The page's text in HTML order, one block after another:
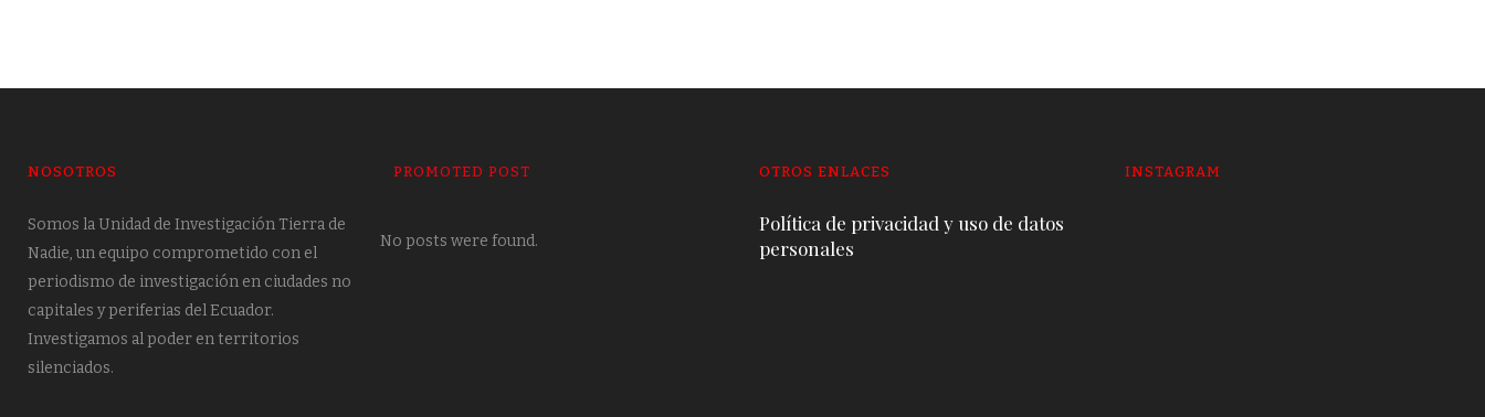
NOSOTROS
Somos la Unidad de Investigación Tierra de
Nadie, un equipo comprometido con el
periodismo de investigación en ciudades no
capitales y periferias del Ecuador.
Investigamos al poder en territorios
silenciados.
PROMOTED POST
No posts were found.
OTROS ENLACES
Política de privacidad y uso de datos
personales
INSTAGRAM